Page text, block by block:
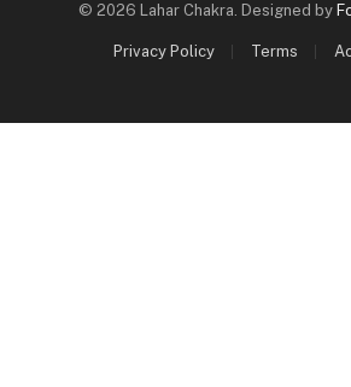
© 2026 Lahar Chakra. Designed by
Privacy Policy Terms